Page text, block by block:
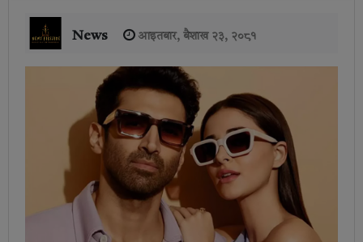
News आइतबार, बैशाख २३, २०८१